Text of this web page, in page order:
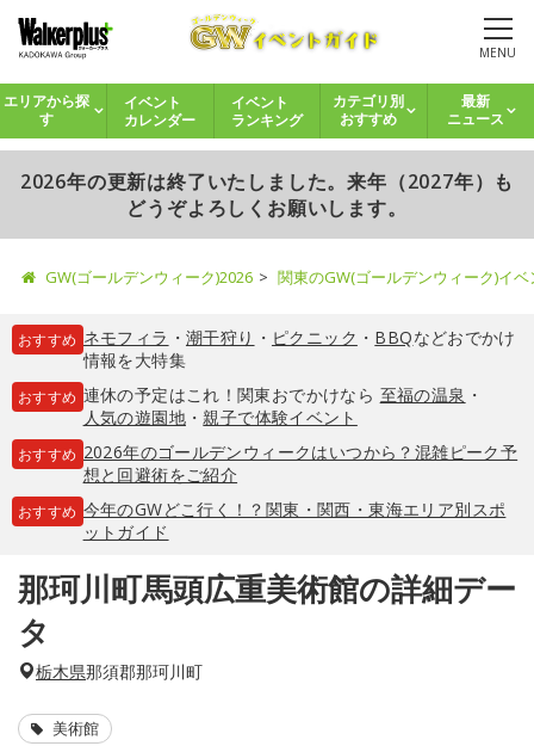
MENU
エリアから探
す
イベント
カレンダー
イベント
ランキング
カテゴリ別
おすすめ
最新
ニュース
2026年の更新は終了いたしました。来年（2027年）も
どうぞよろしくお願いします。
GW(ゴールデンウィーク)2026 関東のGW(ゴールデンウィーク)イ
おすすめ ネモフィラ ・ 潮干狩り ・ ピクニック ・ BBQなどおでかけ
情報を大特集
おすすめ 連休の予定はこれ！関東おでかけなら 至福の温泉 ・
人気の遊園地・親子で体験イベント
おすすめ 2026年のゴールデンウィークはいつから？混雑ピーク予
想と回避術をご紹介
おすすめ 今年のGWどこ行く！？関東・関西・東海エリア別スポ
ットガイド
那珂川町馬頭広重美術館の詳細デー
タ
栃木県那須郡那珂川町
美術館